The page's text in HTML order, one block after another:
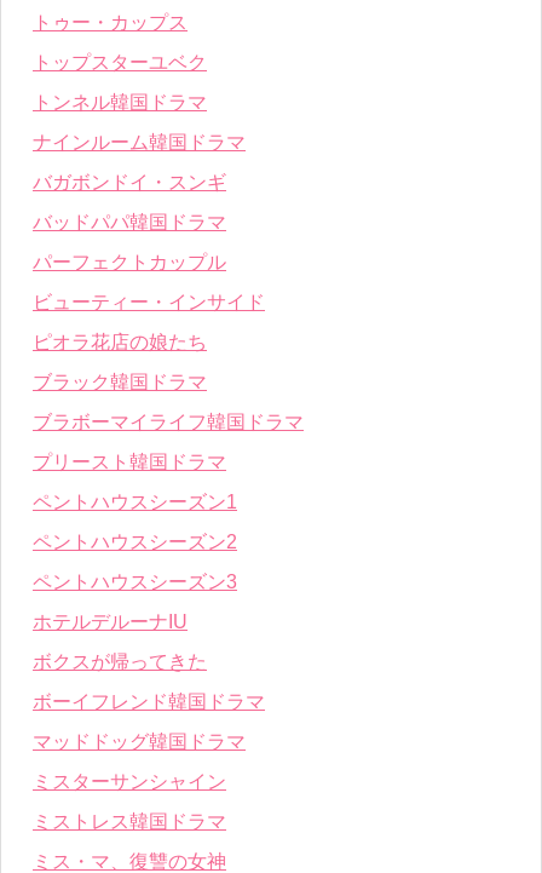
トゥー・カップス
トップスターユベク
トンネル韓国ドラマ
ナインルーム韓国ドラマ
バガボンドイ・スンギ
バッドパパ韓国ドラマ
パーフェクトカップル
ビューティー・インサイド
ピオラ花店の娘たち
ブラック韓国ドラマ
ブラボーマイライフ韓国ドラマ
プリースト韓国ドラマ
ペントハウスシーズン1
ペントハウスシーズン2
ペントハウスシーズン3
ホテルデルーナIU
ボクスが帰ってきた
ボーイフレンド韓国ドラマ
マッドドッグ韓国ドラマ
ミスターサンシャイン
ミストレス韓国ドラマ
ミス・マ、復讐の女神